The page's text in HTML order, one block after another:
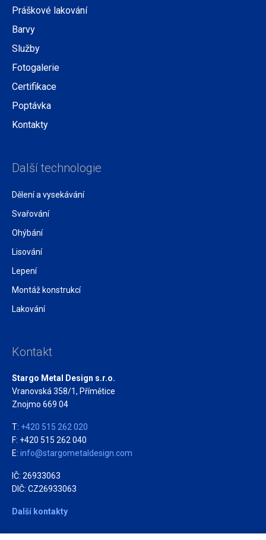
Práškové lakování
Barvy
Služby
Fotogalerie
Certifikace
Poptávka
Kontakty
Další technologie
Dělení a vysekávání
Svařování
Ohýbání
Lisování
Lepení
Montáž konstrukcí
Lakování
Kontakt
Stargo Metal Design s.r.o.
Vranovská 358/1, Přímětice
Znojmo 669 04
T: +420 515 262 020
F: +420 515 262 040
E: info@stargometaldesign.com
IČ: 26933063
DIČ: CZ26933063
Další kontakty